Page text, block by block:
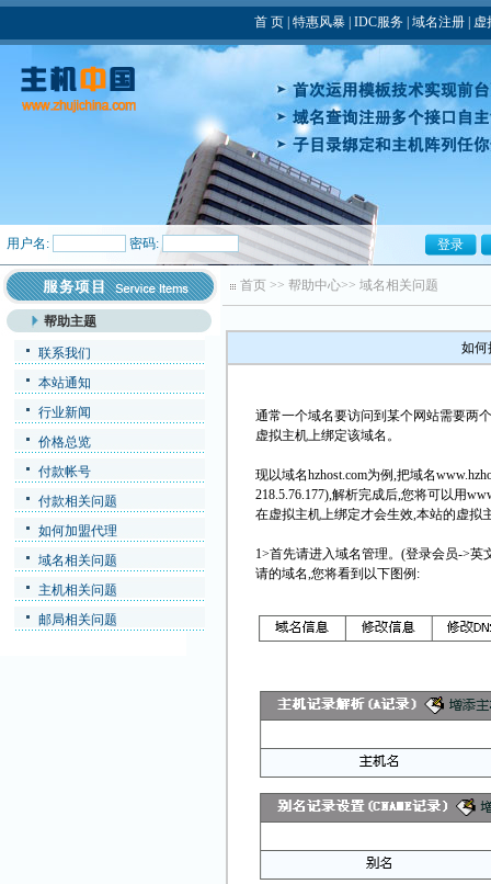
首 页 特惠风暴 IDC服务 域名注册 虚
用户名: 密码:
帮助主题
联系我们
本站通知
行业新闻
价格总览
付款帐号
付款相关问题
如何加盟代理
域名相关问题
主机相关问题
邮局相关问题
首页 >> 帮助中心>> 域名相关问题
如何
通常一个域名要访问到某个网站需要两
虚拟主机上绑定该域名。
现以域名hzhost.com为例,把域名
218.5.76.177),解析完成后,您将可以用
在虚拟主机上绑定才会生效,本站的虚拟
1>首先请进入域名管理。(登录会员->英
请的域名,您将看到以下图例: